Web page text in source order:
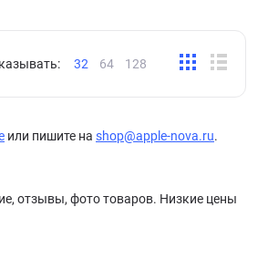
32 64 128
или пишите на shop@apple-nova.ru.
отзывы, фото товаров. Низкие цены